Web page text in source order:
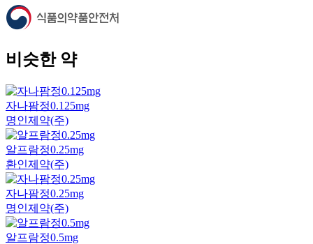
비슷한 약
자나팜정0.125mg
명인제약(주)
알프람정0.25mg
환인제약(주)
자나팜정0.25mg
명인제약(주)
알프람정0.5mg